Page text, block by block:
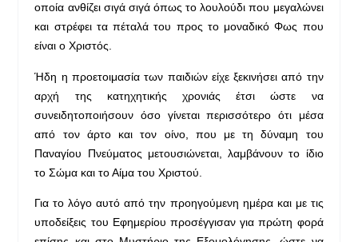
οποία ανθίζει σιγά σιγά όπως το λουλούδι που μεγαλώνει
και στρέφει τα πέταλά του προς το μοναδικό Φως που
είναι ο Χριστός.
Ήδη η προετοιμασία των παιδιών είχε ξεκινήσει από την
αρχή της κατηχητικής χρονιάς έτσι ώστε να
συνειδητοποιήσουν όσο γίνεται περισσότερο ότι μέσα
από τον άρτο και τον οίνο, που με τη δύναμη του
Παναγίου Πνεύματος μετουσιώνεται, λαμβάνουν το ίδιο
το Σώμα και το Αίμα του Χριστού.
Για το λόγο αυτό από την προηγούμενη ημέρα και με τις
υποδείξεις του Εφημερίου προσέγγισαν για πρώτη φορά